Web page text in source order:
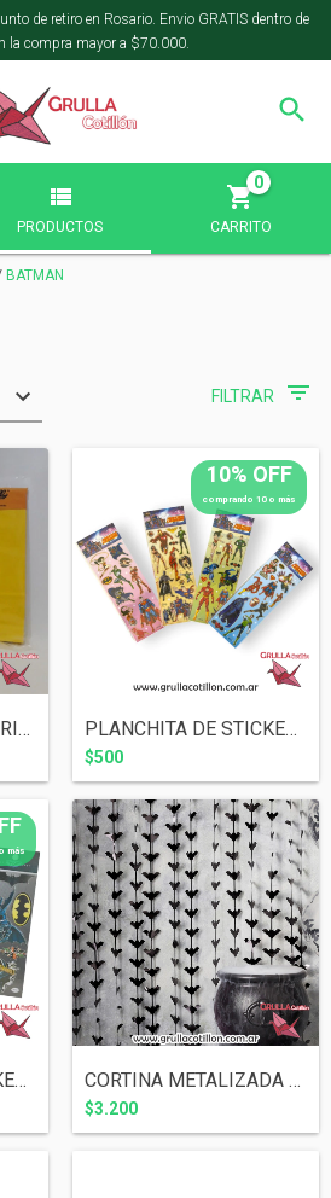
de retiro en Rosario. Envio GRATIS dentro de
la compra mayor a $70.000.
PRODUCTOS CARRITO
0
BATMAN
FILTRAR
BOLSITA PAPEL AMARILLO x10
10% OFF
comprando 10 o más
PLANCHITA DE STICKERS - SUPER HEROES
$500
más
PLANCHITA DE STICKERS - BATMAN CORTINA METALIZADA MURCIELAGOS NEGROS
$3.200